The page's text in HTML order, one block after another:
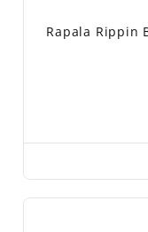
Rapala Rippin